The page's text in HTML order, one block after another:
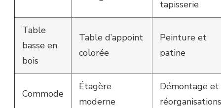
tapisserie
Table
basse en
bois
Table d’appoint
colorée
Peinture et
patine
Commode
Étagère
moderne
Démontage et
réorganisations